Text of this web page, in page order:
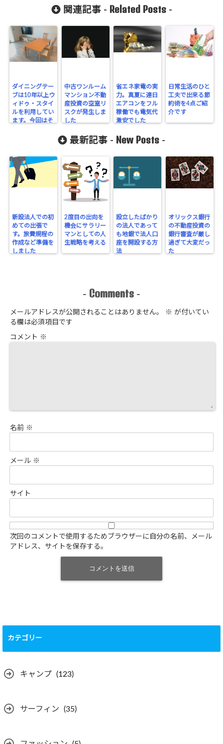
関連記事 - Related Posts-
ダイニングテー
ブは10年以上ウ
ィドゥ・スタイ
ルを利用してい
ます。今回はそ
中古ワンルーム
マンション不動
産投資の空室リ
スクが発生しま
した
省エネ家電の実
力。真夏に連日
エアコンをフル
稼働でも電気代
激安でした
日常生活のひと
工夫で出来る節
約術を4点ご紹
介です
最新記事 - New Posts -
新設法人での初
めての出張で
す。旅費規程の
作成など準備を
しました
2度目の出向を
機会にサラリー
マンとしての人
生戦略を考える
設立したばかり
の法人であって
も地銀で法人口
座を開設する方
法
オリックス銀行
の不動産投資の
銀行審査が厳し
過ぎて大変だっ
た
- Comments -
メールアドレスが公開されることはありません。 ※ が付いてい
る欄は必須項目です
コメント ※
名前 ※
メール ※
サイト
次回のコメントで使用するためブラウザーに自分の名前、メール
アドレス、サイトを保存する。
カテゴリー
キャンプ (123)
サーフィン (35)